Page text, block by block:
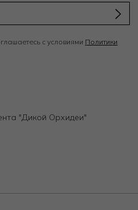
с условиями Политики
"Дикой Орхидеи"